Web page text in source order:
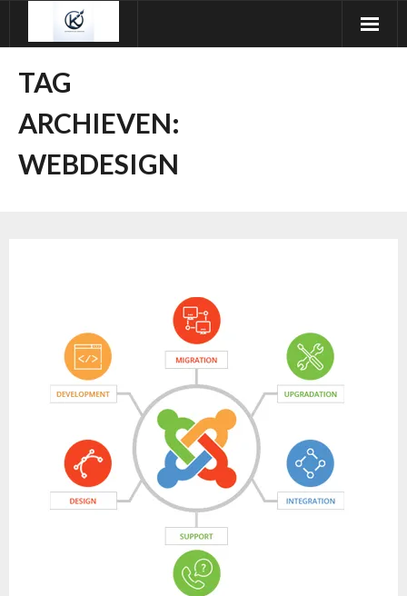
inhoudTAG
ARCHIEVEN:
WEBDESIGN